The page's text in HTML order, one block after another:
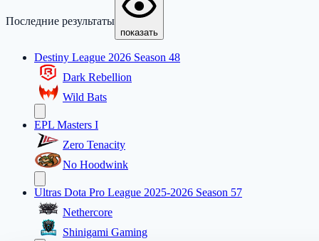
Последние результаты
показать
Destiny League 2026 Season 48
Dark Rebellion
Wild Bats
EPL Masters I
Zero Tenacity
No Hoodwink
Ultras Dota Pro League 2025-2026 Season 57
Nethercore
Shinigami Gaming